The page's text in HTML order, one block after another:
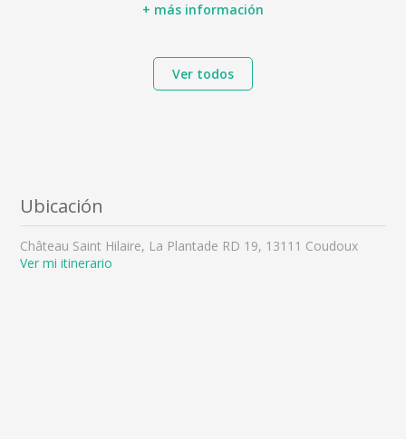
+ más información
Ver todos
Ubicación
Château Saint Hilaire, La Plantade RD 19, 13111 Coudoux
Ver mi itinerario